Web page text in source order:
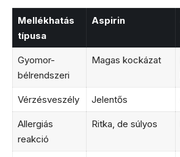
Mellékhatás
típusa
Aspirin
Gyomor-
bélrendszeri
Magas kockázat
Vérzésveszély Jelentős
Allergiás
reakció
Ritka, de súlyos